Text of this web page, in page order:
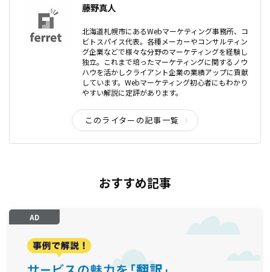
藤野真人
北海道札幌市にあるWebマーケティング事務所、コ
ビトスパイス代表。各種メーカーやコンサルティン
グ企業などで様々な分野のマーケティングを経験し
独立。これまで培ったマーケティングに関するノウ
ハウを活かしクライアント企業の業績アップに貢献
しています。Webマーケティング初心者にもわかり
やすい解説に定評があります。
このライターの記事一覧
おすすめ記事
AD